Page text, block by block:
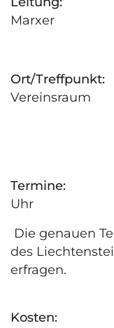
Marxer
Ort/Treffpunkt:
Vereinsraum
St.
Termine:
Uhr
Die genauen
des
erfragen.
Kosten: CHF